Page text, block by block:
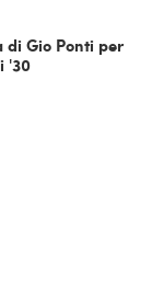
di Gio Ponti per
'30